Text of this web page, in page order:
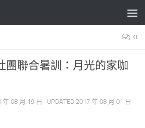
0
團聯合暑訓：月光的家咖
年 08 月 19 日 · UPDATED 2017 年 08 月 01 日